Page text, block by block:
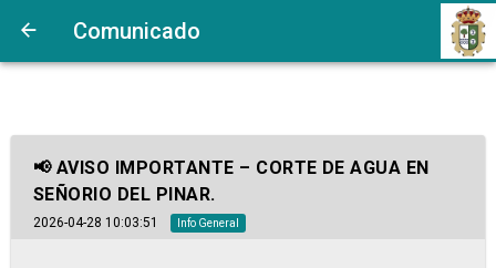
Comunicado
📢 AVISO IMPORTANTE – CORTE DE AGUA EN
SEÑORIO DEL PINAR.
2026-04-28 10:03:51 Info General